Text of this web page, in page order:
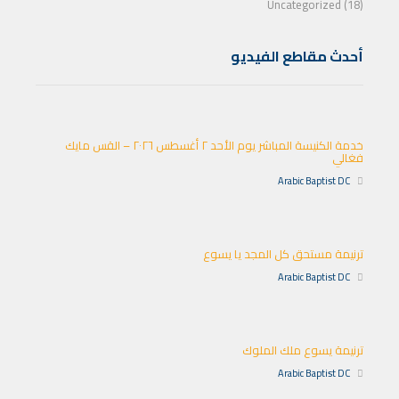
Uncategorized (18)
أحدث مقاطع الفيديو
خدمة الكنيسة المباشر يوم الأحد ٢ أغسطس ٢٠٢٦ – القس مايك
فغالي
Arabic Baptist DC
ترنيمة مستحق كل المجد يا يسوع
Arabic Baptist DC
ترنيمة يسوع ملك الملوك
Arabic Baptist DC